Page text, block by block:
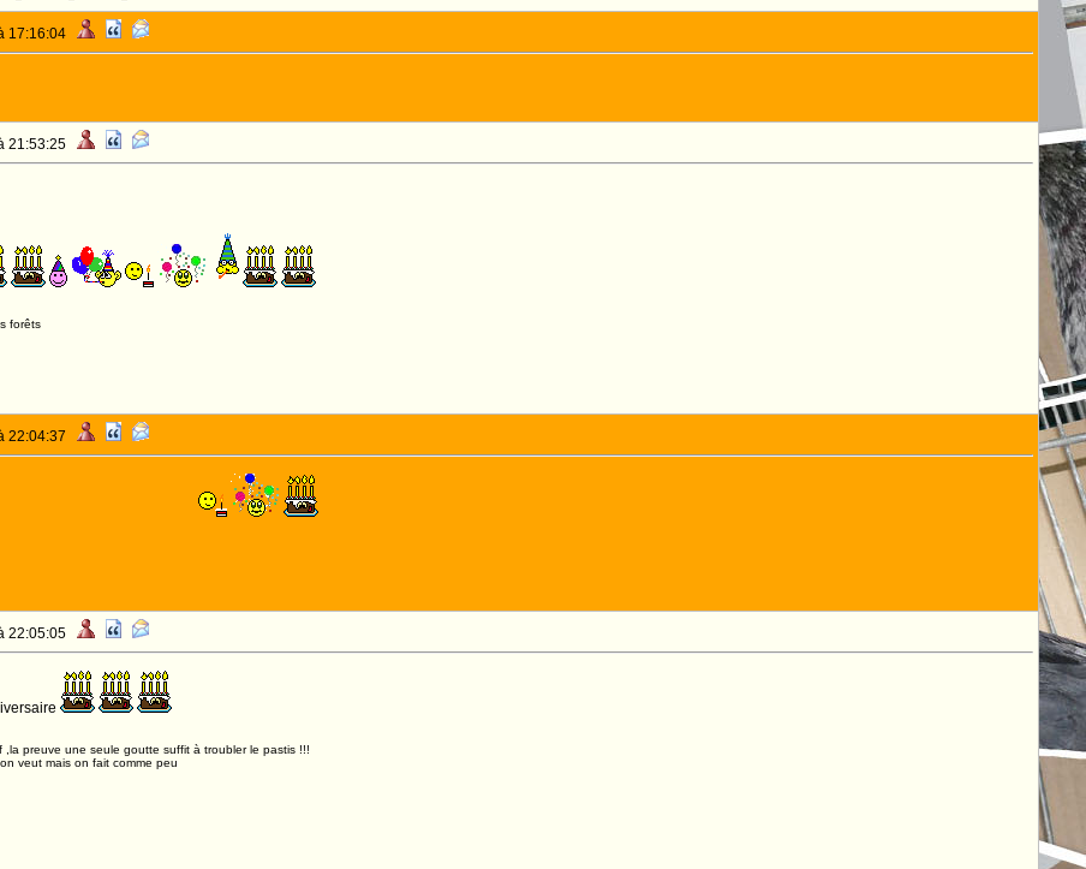
17:16:04
21:53:25
forêts
22:04:37
22:05:05
,la preuve une seule goutte suffit à troubler le pastis !!!
veut mais on fait comme peu